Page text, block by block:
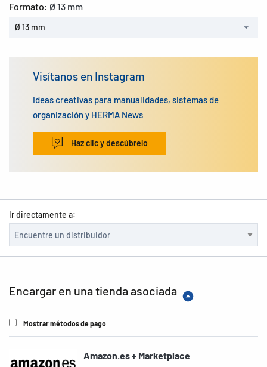
Formato: Ø 13 mm
Ø 13 mm
Visítanos en Instagram
Ideas creativas para manualidades, sistemas de
organización y HERMA News
Haz clic y descúbrelo
Ir directamente a:
Encargar en una tienda asociada
Mostrar métodos de pago
Amazon.es + Marketplace